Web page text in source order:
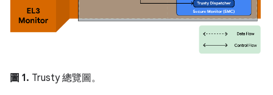
圖 1. Trusty 總覽圖。